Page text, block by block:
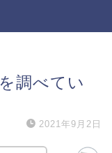
調べてい
2021年9月2日